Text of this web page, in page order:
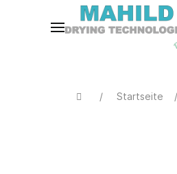
Startseite